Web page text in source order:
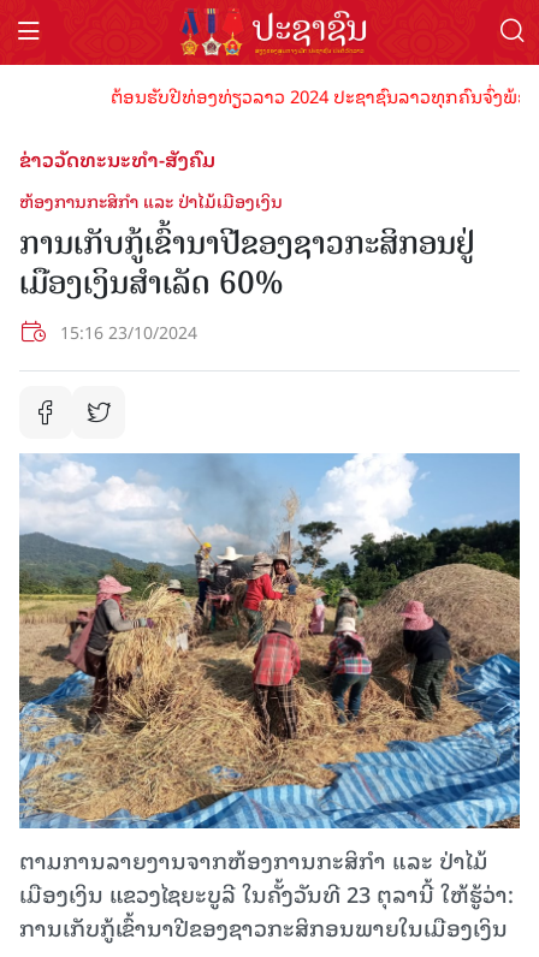
ຕ້ອນຮັບປີທ່ອງທ່ຽວລາວ 2024 ປະຊາຊົນລາວທຸກຄົນຈົ່ງພ້ອ
ຂ່າວວັດທະນະທຳ-ສັງຄົມ
ຫ້ອງການກະສິກຳ ແລະ ປ່າໄມ້ເມືອງເງິນ
ການເກັບກູ້ເຂົ້ານາປີຂອງຊາວກະສິກອນຢູ່
ເມືອງເງິນສຳເລັດ 60%
15:16 23/10/2024
ຕາມການລາຍງານຈາກຫ້ອງການກະສິກຳ ແລະ ປ່າໄມ້
ເມືອງເງິນ ແຂວງໄຊຍະບູລີ ໃນຄັ້ງວັນທີ 23 ຕຸລານີ້ ໃຫ້ຮູ້ວ່າ:
ການເກັບກູ້ເຂົ້ານາປີຂອງຊາວກະສິກອນພາຍໃນເມືອງເງິນ